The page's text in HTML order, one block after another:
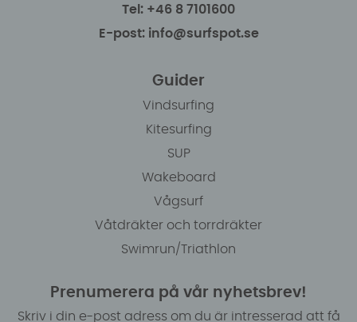
Tel: +46 8 7101600
E-post: info@surfspot.se
Guider
Vindsurfing
Kitesurfing
SUP
Wakeboard
Vågsurf
Våtdräkter och torrdräkter
Swimrun/Triathlon
Prenumerera på vår nyhetsbrev!
Skriv i din e-post adress om du är intresserad att få